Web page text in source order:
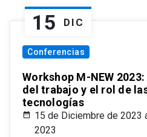
15 DIC
Conferencias
Workshop M-NEW
del trabajo y el rol de
tecnologías
15 de Diciembre de 2023
2023